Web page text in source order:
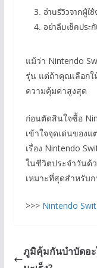
อ่านรีวิวจากผู้ใ
อย่าลืมเช็คประ
แม้ว่า Nintendo
รุ่น แต่ถ้าคุณเลือกใ
ความคุ้มค่าสูงสุด
ก่อนตัดสินใจซื้อ
เข้าใจจุดเด่นของ
เรื่อง Nintendo
ในชีวิตประจำวันด้
เหมาะที่สุดสำหรับ
>>> Nintendo
ภูมิคุ้มกันบำบัดอะ